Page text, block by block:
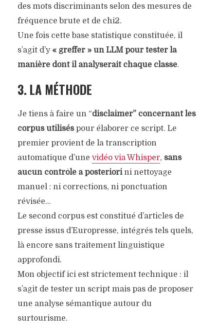
des mots discriminants selon des mesures de
fréquence brute et de chi2.
Une fois cette base statistique constituée, il
s’agit d’y « greffer » un LLM pour tester la
manière dont il analyserait chaque classe.
3. LA MÉTHODE
Je tiens à faire un “disclaimer” concernant les
corpus utiliséspour élaborer ce script. Le
premier provient de la transcription
automatique d’une vidéo via Whisper, sans
aucun contrôle a posteriorini nettoyage
manuel : ni corrections, ni ponctuation
révisée…
Le second corpus est constitué d’articles de
presse issus d’Europresse, intégrés tels quels,
là encore sans traitement linguistique
approfondi.
Mon objectif ici est strictement technique : il
s’agit de tester un script mais pas de proposer
une analyse sémantique autour du
surtourisme.